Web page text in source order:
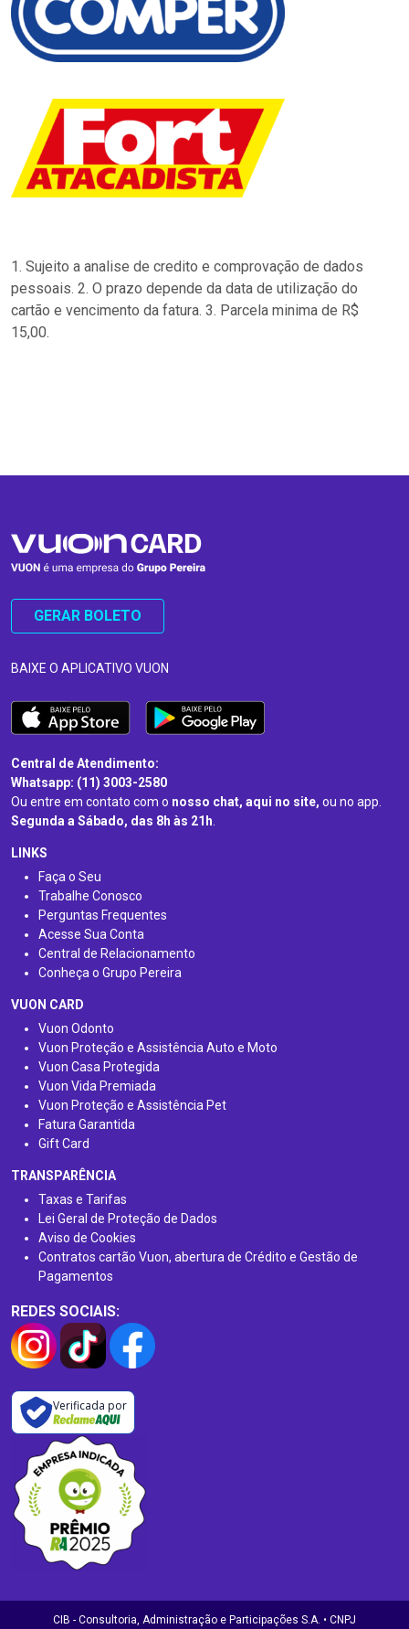
1. Sujeito a analise de credito e comprovação de dados
pessoais. 2. O prazo depende da data de utilização do
cartão e vencimento da fatura. 3. Parcela minima de R$
15,00.
GERAR BOLETO
BAIXE O APLICATIVO VUON
Central de Atendimento:
Whatsapp: (11) 3003-2580
Ou entre em contato com o nosso chat, aqui no site, ou no app.
Segunda a Sábado, das 8h às 21h.
LINKS
Faça o Seu
Trabalhe Conosco
Perguntas Frequentes
Acesse Sua Conta
Central de Relacionamento
Conheça o Grupo Pereira
VUON CARD
Vuon Odonto
Vuon Proteção e Assistência Auto e Moto
Vuon Casa Protegida
Vuon Vida Premiada
Vuon Proteção e Assistência Pet
Fatura Garantida
Gift Card
TRANSPARÊNCIA
Taxas e Tarifas
Lei Geral de Proteção de Dados
Aviso de Cookies
Contratos cartão Vuon, abertura de Crédito e Gestão de
Pagamentos
REDES SOCIAIS:
Verificada por
CIB - Consultoria, Administração e Participações S.A. • CNPJ